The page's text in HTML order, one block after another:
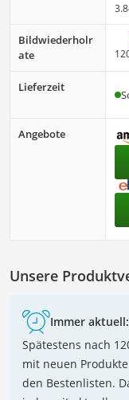
Bildwiederholr
ate
Lieferzeit
Angebote
Unsere
Immer aktuell:
Spätestens nach
mit neuen
den Bestenlisten.